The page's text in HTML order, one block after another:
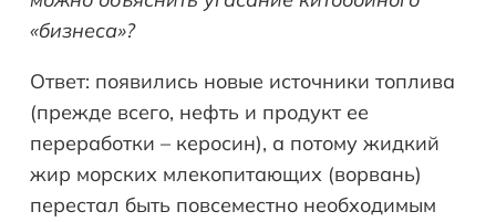
«бизнеса»?
Ответ: появились новые источники топлива
(прежде всего, нефть и продукт ее
переработки – керосин), а потому жидкий
жир морских млекопитающих (ворвань)
перестал быть повсеместно необходимым